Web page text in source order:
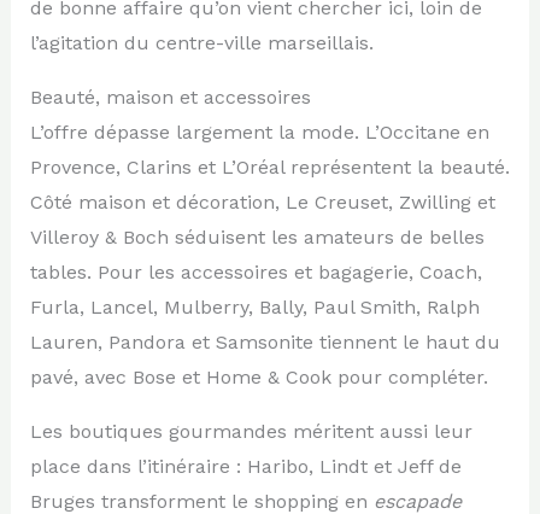
de bonne affaire qu’on vient chercher ici, loin de
l’agitation du centre-ville marseillais.
Beauté, maison et accessoires
L’offre dépasse largement la mode. L’Occitane en
Provence, Clarins et L’Oréal représentent la beauté.
Côté maison et décoration, Le Creuset, Zwilling et
Villeroy & Boch séduisent les amateurs de belles
tables. Pour les accessoires et bagagerie, Coach,
Furla, Lancel, Mulberry, Bally, Paul Smith, Ralph
Lauren, Pandora et Samsonite tiennent le haut du
pavé, avec Bose et Home & Cook pour compléter.
Les boutiques gourmandes méritent aussi leur
place dans l’itinéraire : Haribo, Lindt et Jeff de
Bruges transforment le shopping en escapade